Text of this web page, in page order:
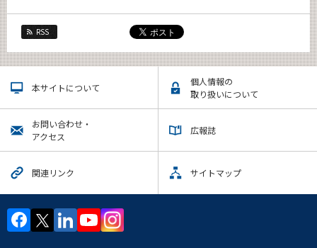
RSS
本サイトについて
個人情報の
取り扱いについて
お問い合わせ・
アクセス
広報誌
関連リンク サイトマップ
2022年
2021年
2019年
2018年
2017年
2016年